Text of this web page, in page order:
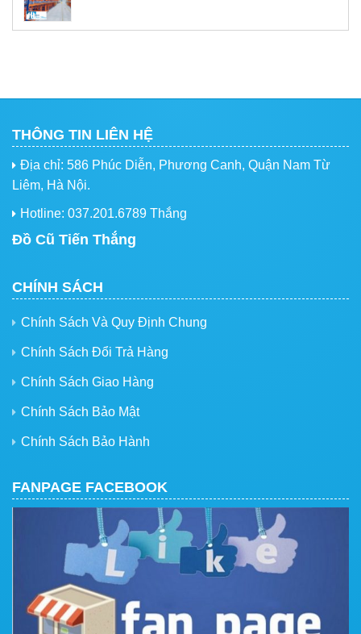
THÔNG TIN LIÊN HỆ
Địa chỉ: 586 Phúc Diễn, Phương Canh, Quận Nam Từ
Liêm, Hà Nội.
Hotline: 037.201.6789 Thắng
Đồ Cũ Tiến Thắng
CHÍNH SÁCH
Chính Sách Và Quy Định Chung
Chính Sách Đổi Trả Hàng
Chính Sách Giao Hàng
Chính Sách Bảo Mật
Chính Sách Bảo Hành
FANPAGE FACEBOOK